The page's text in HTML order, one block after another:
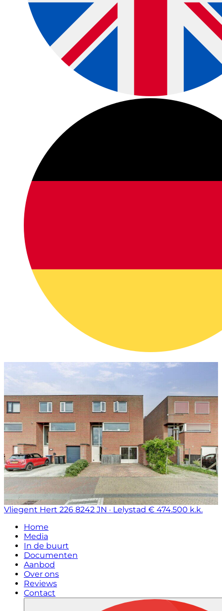
Vliegent Hert 226 8242 JN · Lelystad € 474.500 k.k.
Home
Media
In de buurt
Documenten
Aanbod
Over ons
Reviews
Contact